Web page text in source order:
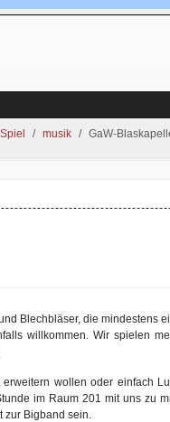
musik GaW-
Blechbläser, die mindestens
willkommen. Wir spielen
wollen oder einfach
im Raum 201 mit uns zu
Bigband sein.